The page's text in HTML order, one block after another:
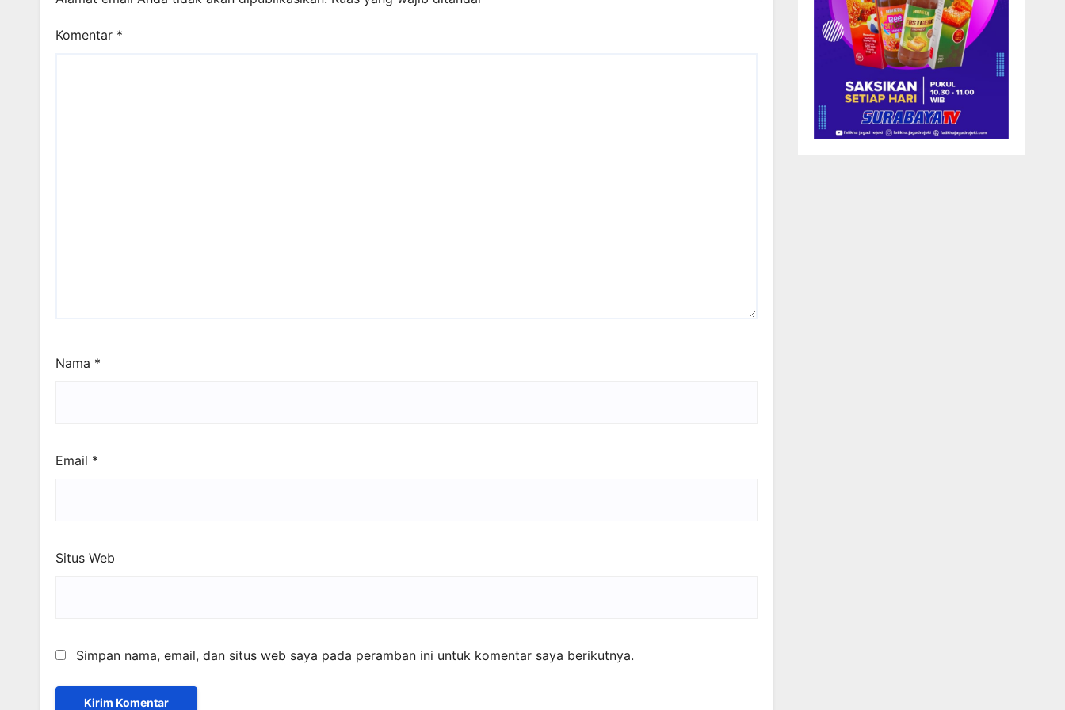
Komentar *
Nama *
Email *
Situs Web
Simpan nama, email, dan situs web saya pada peramban ini untuk komentar saya berikutnya.